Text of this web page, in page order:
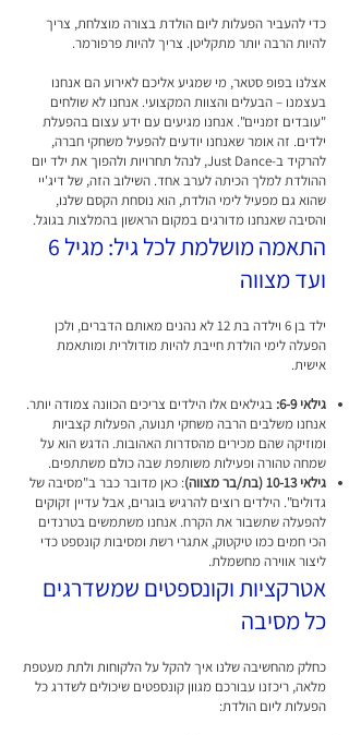
כדי להעביר הפעלות ליום הולדת בצורה מוצלחת, צריך
להיות הרבה יותר מתקליטן. צריך להיות פרפורמר.
אצלנו בפופ סטאר, מי שמגיע אליכם לאירוע הם אנחנו
בעצמנו – הבעלים והצוות המקצועי. אנחנו לא שולחים
"עובדים זמניים". אנחנו מגיעים עם ידע עצום בהפעלת
ילדים. זה אומר שאנחנו יודעים להפעיל משחקי חברה,
להרקיד ב-Just Dance, לנהל תחרויות ולהפוך את ילד יום
ההולדת למלך הכיתה לערב אחד. השילוב הזה, של דיג'יי
שהוא גם מפעיל לימי הולדת, הוא נוסחת הקסם שלנו,
והסיבה שאנחנו מדורגים במקום הראשון בהמלצות בגוגל.
התאמה מושלמת לכל גיל: מגיל 6
ועד מצווה
ילד בן 6 וילדה בת 12 לא נהנים מאותם הדברים, ולכן
הפעלה לימי הולדת חייבת להיות מודולרית ומותאמת
אישית.
גילאי 6-9:
בגילאים אלו הילדים צריכים הכוונה צמודה יותר.
אנחנו משלבים הרבה משחקי תנועה, הפעלות קצביות
ומוזיקה שהם מכירים מהסדרות האהובות. הדגש הוא על
שמחה טהורה ופעילות משותפת שבה כולם משתתפים.
גילאי 10-13 (בת/בר מצווה)
: כאן מדובר כבר ב"מסיבה של
גדולים". הילדים רוצים להרגיש בוגרים, אבל עדיין זקוקים
להפעלה שתשבור את הקרח. אנחנו משתמשים בטרנדים
הכי חמים כמו טיקטוק, אתגרי רשת ומסיבות קונספט כדי
ליצור אווירה מחשמלת.
אטרקציות וקונספטים שמשדרגים
כל מסיבה
כחלק מהחשיבה שלנו איך להקל על הלקוחות ולתת מעטפת
מלאה, ריכזנו עבורכם מגוון קונספטים שיכולים לשדרג כל
הפעלות ליום הולדת: